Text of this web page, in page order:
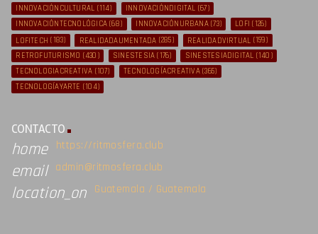
INNOVACIÓNCULTURAL (114) INNOVACIÓNDIGITAL (67)
INNOVACIÓNTECNOLÓGICA (68) INNOVACIÓNURBANA(73) LOFI (126)
LOFITECH (183) REALIDADAUMENTADA (285) REALIDADVIRTUAL (159)
RETROFUTURISMO (430) SINESTESIA (176) SINESTESIADIGITAL (140)
TECNOLOGIACREATIVA (107) TECNOLOGÍACREATIVA(365)
TECNOLOGÍAYARTE (104)
CONTACTO
home https://ritmosfera.club
email admin@ritmosfera.club
location_on Guatemala / Guatemala